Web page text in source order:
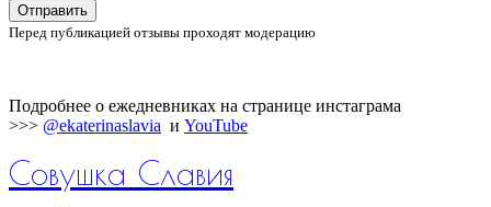
Отправить
Перед публикацией отзывы проходят модерацию
Подробнее о ежедневниках на странице инстаграма
>>> @ekaterinaslavia и YouTube
Совушка Славия